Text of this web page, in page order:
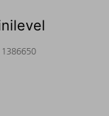
1386650